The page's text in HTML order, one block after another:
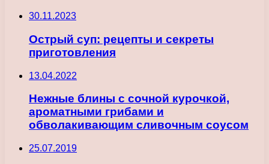
30.11.2023
Острый суп: рецепты и секреты
приготовления
13.04.2022
Нежные блины с сочной курочкой,
ароматными грибами и
обволакивающим сливочным соусом
25.07.2019